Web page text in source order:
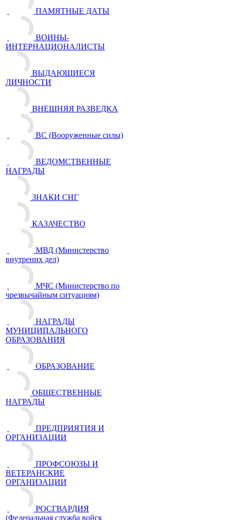
ПАМЯТНЫЕ ДАТЫ
ВОИНЫ-
ИНТЕРНАЦИОНАЛИСТЫ
ВЫДАЮЩИЕСЯ
ЛИЧНОСТИ
ВНЕШНЯЯ РАЗВЕДКА
ВС (Вооруженные силы)
ВЕДОМСТВЕННЫЕ
НАГРАДЫ
ЗНАКИ СНГ
КАЗАЧЕСТВО
МВД (Министерство
внутрених дел)
МЧС (Министерство по
чрезвычайным ситуациям)
НАГРАДЫ
МУНИЦИПАЛЬНОГО
ОБРАЗОВАНИЯ
ОБРАЗОВАНИЕ
ОБЩЕСТВЕННЫЕ
НАГРАДЫ
ПРЕДПРИЯТИЯ И
ОРГАНИЗАЦИИ
ПРОФСОЮЗЫ И
ВЕТЕРАНСКИЕ
ОРГАНИЗАЦИИ
РОСГВАРДИЯ
(Федеральная служба войск